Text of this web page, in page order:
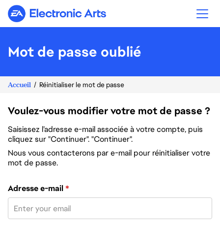
Electronic Arts
Mot de passe oublié
Accueil Réinitialiser le mot de passe
Voulez-vous modifier votre mot de passe ?
Saisissez l’adresse e-mail associée à votre compte, puis
cliquez sur "Continuer". "Continuer".
Nous vous contacterons par e-mail pour réinitialiser votre
mot de passe.
Réinitialiser le mot de passe avec votre e-mail
Adresse e-mail*